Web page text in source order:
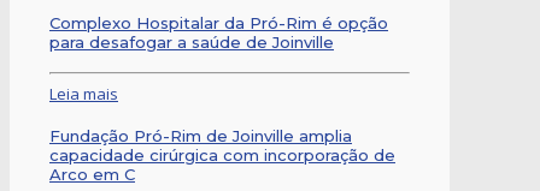
Complexo Hospitalar da Pró-Rim é opção
para desafogar a saúde de Joinville
Leia mais
Fundação Pró-Rim de Joinville amplia
capacidade cirúrgica com incorporação de
Arco em C